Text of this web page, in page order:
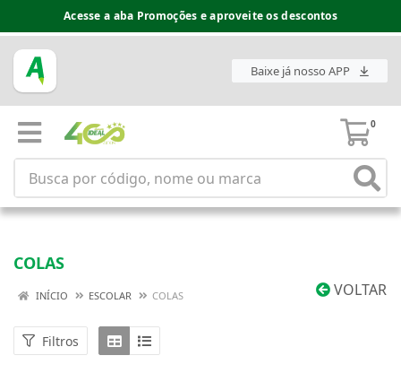
Acesse a aba Promoções e aproveite os descontos
Baixe já nosso APP
0
COLAS
VOLTAR
INÍCIO ESCOLAR COLAS
Filtros